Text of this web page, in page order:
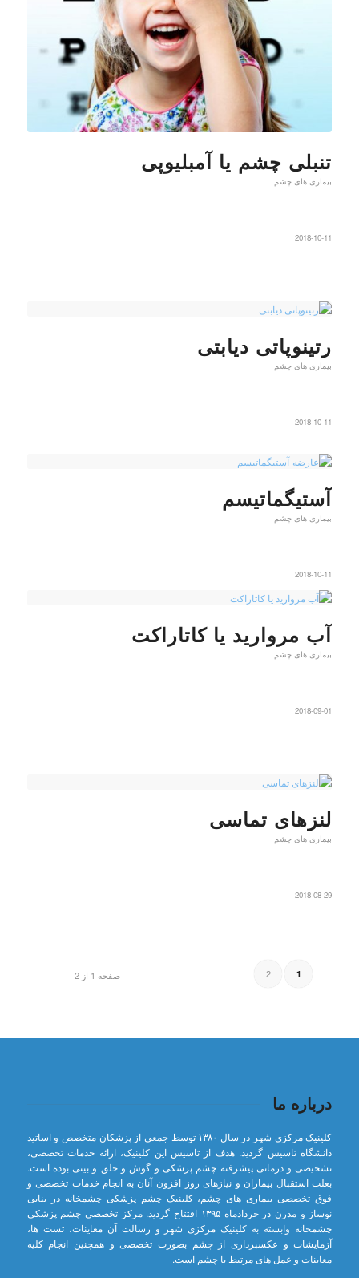
تنبلی چشم یا آمبلیوپی
بیماری های چشم
2018-10-11
رتینوپاتی دیابتی
بیماری های چشم
2018-10-11
آستیگماتیسم
بیماری های چشم
2018-10-11
آب مروارید یا کاتاراکت
بیماری های چشم
2018-09-01
لنزهای تماسی
بیماری های چشم
2018-08-29
صفحه 1 از 2 1
2
درباره ما
کلینیک مرکزی شهر در سال ۱۳۸۰ توسط جمعی از پزشکان متخصص و اساتید
دانشگاه تاسیس گردید. هدف از تاسیس این کلینیک، ارائه خدمات تخصصی،
تشخیصی و درمانی پیشرفته چشم پزشکی و گوش و حلق و بینی بوده است.
بعلت استقبال بیماران و نیازهای روز افزون آنان به انجام خدمات تخصصی و
فوق تخصصی بیماری های چشم، کلینیک چشم پزشکی چشمخانه در بنایی
نوساز و مدرن در خردادماه ۱۳۹۵ افتتاح گردید. مرکز تخصصی چشم پزشکی
چشمخانه وابسته به کلینیک مرکزی شهر و رسالت آن معاینات، تست ها،
آزمایشات و عکسبرداری از چشم بصورت تخصصی و همچنین انجام کلیه
معاینات و عمل های مرتبط با چشم است.